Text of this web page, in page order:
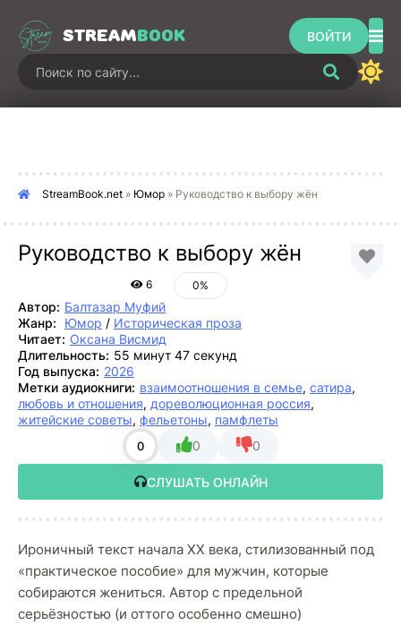
STREAMBOOK ВОЙТИ
StreamBook.net » Юмор » Руководство к выбору жён
Руководство к выбору жён
6 0%
Автор: Балтазар Муфий
Жанр:
Юмор / Историческая проза
Читает: Оксана Висмид
Длительность: 55 минут 47 секунд
Год выпуска: 2026
Метки аудиокниги: взаимоотношения в семье, сатира,
любовь и отношения, дореволюционная россия,
житейские советы, фельетоны, памфлеты
0 0 0
СЛУШАТЬ ОНЛАЙН
Ироничный текст начала XX века, стилизованный под
«практическое пособие» для мужчин, которые
собираются жениться. Автор с предельной
серьёзностью (и оттого особенно смешно)